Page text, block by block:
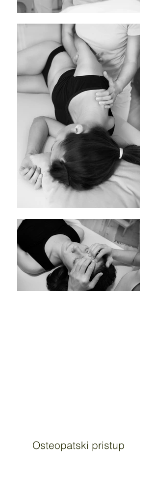
Osteopatski pristup